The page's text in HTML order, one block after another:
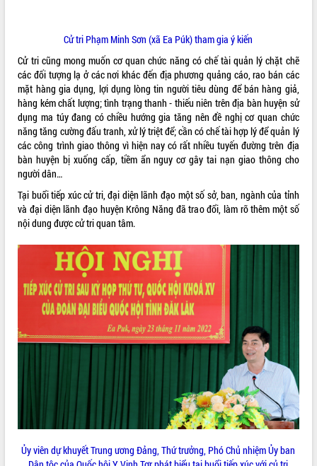
Cử tri Phạm Minh Sơn (xã Ea Púk) tham gia ý kiến
Cử tri cũng mong muốn cơ quan chức năng có chế tài quản lý chặt chẽ
các đối tượng lạ ở các nơi khác đến địa phương quảng cáo, rao bán các
mặt hàng gia dụng, lợi dụng lòng tin người tiêu dùng để bán hàng giả,
hàng kém chất lượng; tình trạng thanh - thiếu niên trên địa bàn huyện sử
dụng ma túy đang có chiều hướng gia tăng nên đề nghị cơ quan chức
năng tăng cường đấu tranh, xử lý triệt để; cần có chế tài hợp lý để quản lý
các công trình giao thông vì hiện nay có rất nhiều tuyến đường trên địa
bàn huyện bị xuống cấp, tiềm ẩn nguy cơ gây tai nạn giao thông cho
người dân…
Tại buổi tiếp xúc cử tri, đại diện lãnh đạo một số sở, ban, ngành của tỉnh
và đại diện lãnh đạo huyện Krông Năng đã trao đổi, làm rõ thêm một số
nội dung được cử tri quan tâm.
Ủy viên dự khuyết Trung ương Đảng, Thứ trưởng, Phó Chủ nhiệm Ủy ban